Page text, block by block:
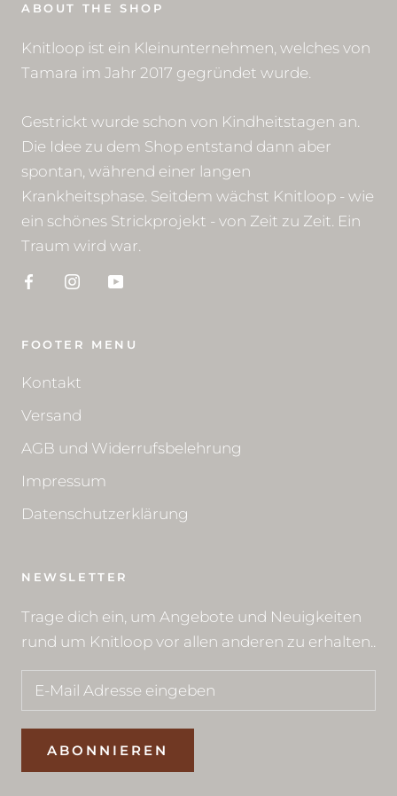
ABOUT THE SHOP
Knitloop ist ein Kleinunternehmen, welches von
Tamara im Jahr 2017 gegründet wurde.
Gestrickt wurde schon von Kindheitstagen an.
Die Idee zu dem Shop entstand dann aber
spontan, während einer langen
Krankheitsphase. Seitdem wächst Knitloop - wie
ein schönes Strickprojekt - von Zeit zu Zeit. Ein
Traum wird war.
FOOTER MENU
Kontakt
Versand
AGB und Widerrufsbelehrung
Impressum
Datenschutzerklärung
NEWSLETTER
Trage dich ein, um Angebote und Neuigkeiten
rund um Knitloop vor allen anderen zu erhalten..
ABONNIEREN